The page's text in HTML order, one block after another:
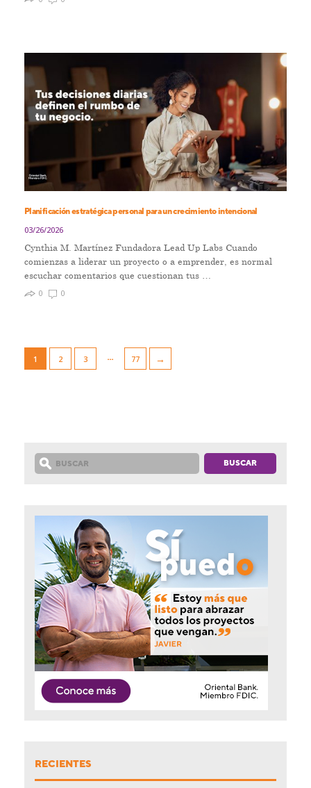
Planificación estratégica personal para un crecimiento intencional
03/26/2026
Cynthia M. Martínez Fundadora Lead Up Labs Cuando
comienzas a liderar un proyecto o a emprender, es normal
escuchar comentarios que cuestionan tus …
0 0
1 2 3 … 77 →
RECIENTES